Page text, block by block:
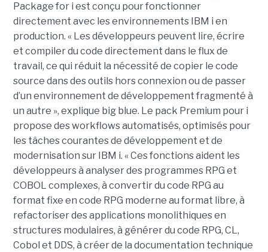
Package for i est conçu pour fonctionner
directement avec les environnements IBM i en
production. « Les développeurs peuvent lire, écrire
et compiler du code directement dans le flux de
travail, ce qui réduit la nécessité de copier le code
source dans des outils hors connexion ou de passer
d’un environnement de développement fragmenté à
un autre », explique big blue. Le pack Premium pour i
propose des workflows automatisés, optimisés pour
les tâches courantes de développement et de
modernisation sur IBM i. « Ces fonctions aident les
développeurs à analyser des programmes RPG et
COBOL complexes, à convertir du code RPG au
format fixe en code RPG moderne au format libre, à
refactoriser des applications monolithiques en
structures modulaires, à générer du code RPG, CL,
Cobol et DDS, à créer de la documentation technique